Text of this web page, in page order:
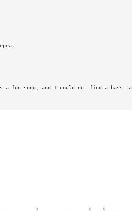
song, and I could not find a bass